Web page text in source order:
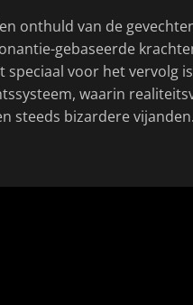
onthuld van de
gebaseerde
voor het vervolg
waarin
steeds bizardere vijanden.